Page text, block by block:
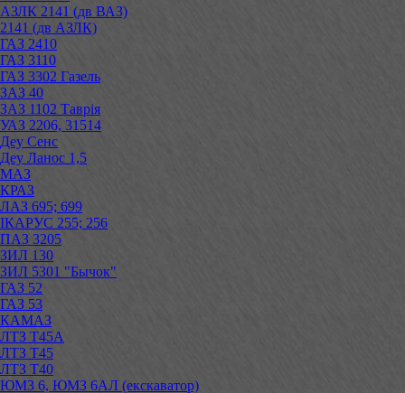
АЗЛК 2141 (дв ВАЗ)
2141 (дв АЗЛК)
ГАЗ 2410
ГАЗ 3110
ГАЗ 3302 Газель
ЗАЗ 40
ЗАЗ 1102 Таврія
УАЗ 2206, 31514
Деу Сенс
Деу Ланос 1,5
МАЗ
КРАЗ
ЛАЗ 695; 699
ІКАРУС 255; 256
ПАЗ 3205
ЗИЛ 130
ЗИЛ 5301 "Бычок"
ГАЗ 52
ГАЗ 53
КАМАЗ
ЛТЗ Т45А
ЛТЗ Т45
ЛТЗ Т40
ЮМЗ 6, ЮМЗ 6АЛ (екскаватор)